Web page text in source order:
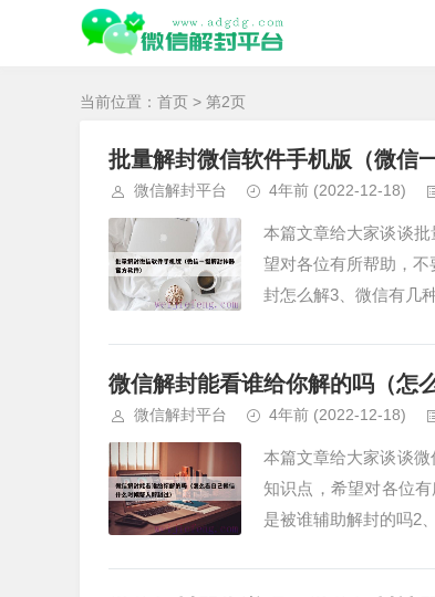
当前位置： 首页 > 第2页
批量解封微信软件手机版（微信
微信解封平台 4年前 (2022-12-18)
本篇文章给大家谈谈
望对各位有所帮助，
封怎么解3、微信有几
微信解封能看谁给你解的吗（怎
微信解封平台 4年前 (2022-12-18)
本篇文章给大家谈谈
知识点，希望对各位
是被谁辅助解封的吗2